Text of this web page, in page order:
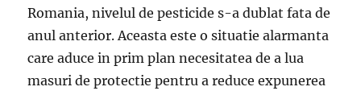
Romania, nivelul de pesticide s-a dublat fata de
anul anterior. Aceasta este o situatie alarmanta
care aduce in prim plan necesitatea de a lua
masuri de protectie pentru a reduce expunerea